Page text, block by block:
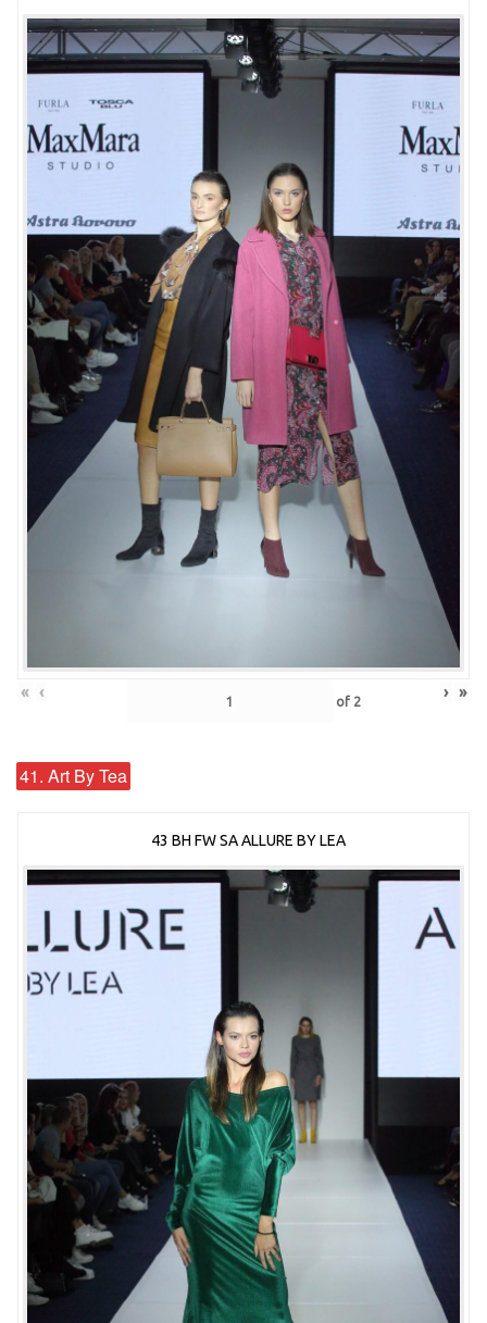
« ‹ of 2 › »
41. Art By Tea
43 BH FW SA ALLURE BY LEA